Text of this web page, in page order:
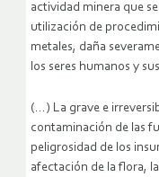
actividad minera que
utilización de
metales, daña
los seres humanos y
(…) La grave e
contaminación de las
peligrosidad de los
afectación de la flora,